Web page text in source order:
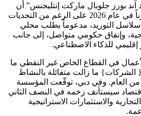
بورز جلوبال ماركت إنتليجنس” أن
الاقتصاد الإماراتي يظل مرناً في عام 2026 على الرغم من التحديات
التوريد، مدعوماً بطلب محلي
وإنفاق حكومي متواصل، إلى جانب
للذكاء الاصطناعي.
في القطاع الخاص غير النفطي ما
الشركات} ما زالت متفائلة بالنشاط
من العام. وفي دبي، توقّعت المؤسسة
سيستأنف زخمه في النصف الثاني
والاستثمارات الاستراتيجية